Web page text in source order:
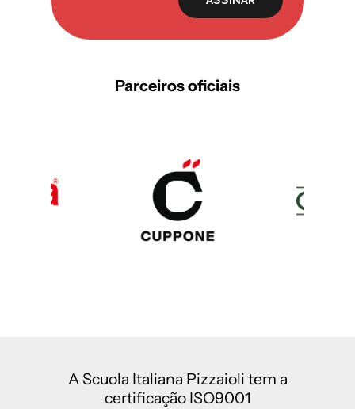
Parceiros oficiais
A Scuola Italiana Pizzaioli tem a
certificação ISO9001